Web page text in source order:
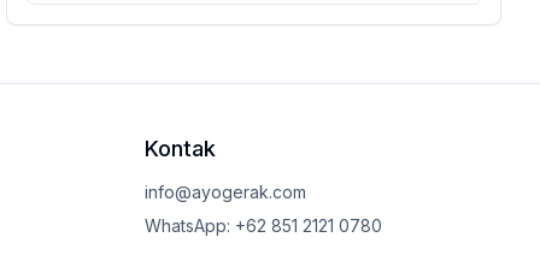
Kontak
info@ayogerak.com
WhatsApp: +62 851 2121 0780